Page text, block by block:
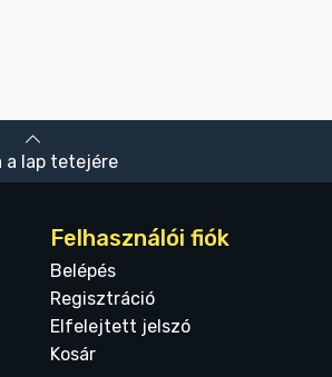
a lap tetejére
Felhasználói fiók
Belépés
Regisztráció
Elfelejtett jelszó
Kosár